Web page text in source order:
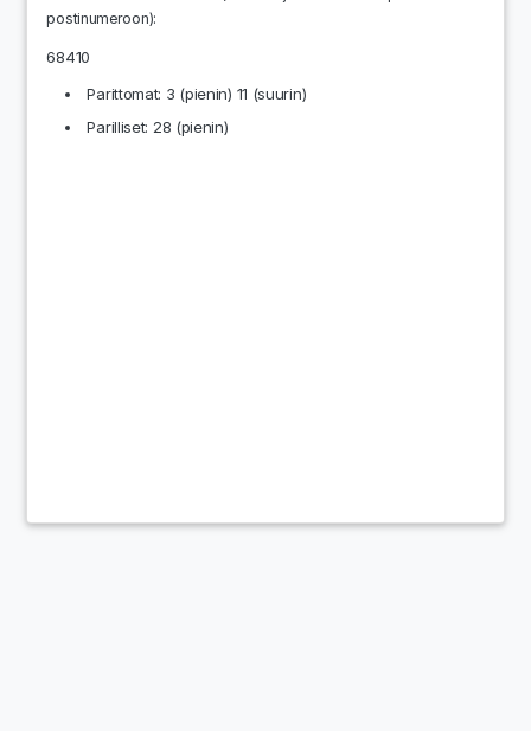
postinumeroon):
68410
Parittomat: 3 (pienin) 11 (suurin)
Parilliset: 28 (pienin)